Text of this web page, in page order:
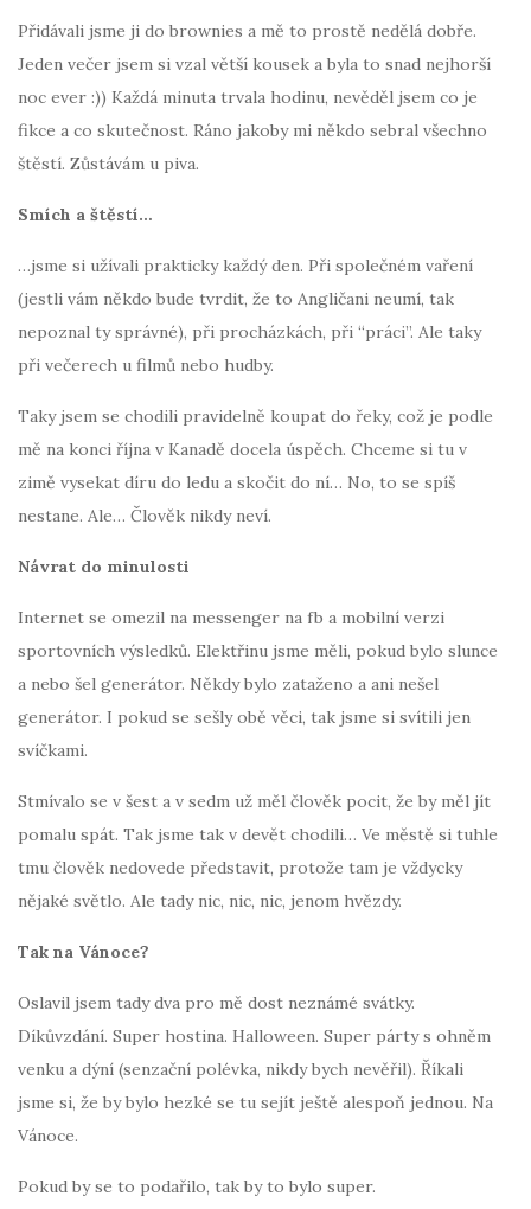
Přidávali jsme ji do brownies a mě to prostě nedělá dobře.
Jeden večer jsem si vzal větší kousek a byla to snad nejhorší
noc ever :)) Každá minuta trvala hodinu, nevěděl jsem co je
fikce a co skutečnost. Ráno jakoby mi někdo sebral všechno
štěstí. Zůstávám u piva.
Smích a štěstí…
…jsme si užívali prakticky každý den. Při společném vaření
(jestli vám někdo bude tvrdit, že to Angličani neumí, tak
nepoznal ty správné), při procházkách, při “práci”. Ale taky
při večerech u filmů nebo hudby.
Taky jsem se chodili pravidelně koupat do řeky, což je podle
mě na konci října v Kanadě docela úspěch. Chceme si tu v
zimě vysekat díru do ledu a skočit do ní… No, to se spíš
nestane. Ale… Člověk nikdy neví.
Návrat do minulosti
Internet se omezil na messenger na fb a mobilní verzi
sportovních výsledků. Elektřinu jsme měli, pokud bylo slunce
a nebo šel generátor. Někdy bylo zataženo a ani nešel
generátor. I pokud se sešly obě věci, tak jsme si svítili jen
svíčkami.
Stmívalo se v šest a v sedm už měl člověk pocit, že by měl jít
pomalu spát. Tak jsme tak v devět chodili… Ve městě si tuhle
tmu člověk nedovede představit, protože tam je vždycky
nějaké světlo. Ale tady nic, nic, nic, jenom hvězdy.
Tak na Vánoce?
Oslavil jsem tady dva pro mě dost neznámé svátky.
Díkůvzdání. Super hostina. Halloween. Super párty s ohněm
venku a dýní (senzační polévka, nikdy bych nevěřil). Říkali
jsme si, že by bylo hezké se tu sejít ještě alespoň jednou. Na
Vánoce.
Pokud by se to podařilo, tak by to bylo super.